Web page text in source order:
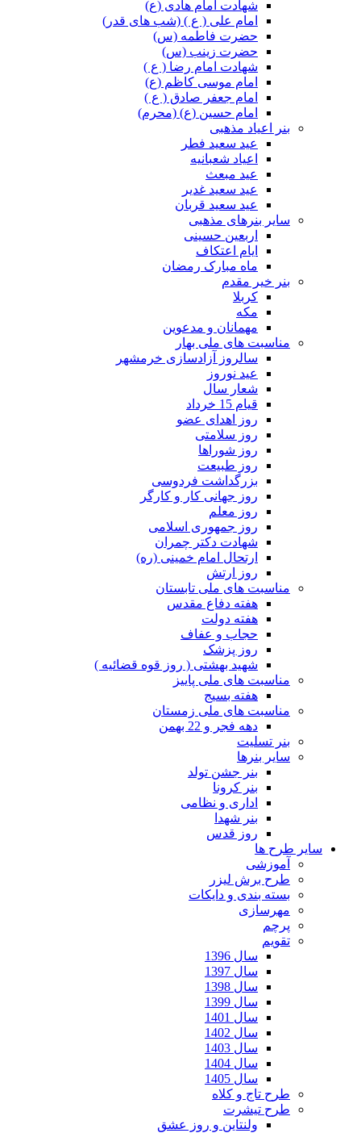
شهادت امام هادی (ع)
امام علی ( ع ) (شب های قدر)
حضرت فاطمه (س)
حضرت زینب (س)
شهادت امام رضا ( ع )
امام موسی کاظم (ع)
امام جعفر صادق ( ع )
امام حسین (ع) (محرم)
بنر اعیاد مذهبی
عید سعید فطر
اعیاد شعبانیه
عید مبعث
عید سعید غدیر
عید سعید قربان
سایر بنرهای مذهبی
اربعین حسینی
ایام اعتکاف
ماه مبارک رمضان
بنر خیر مقدم
کربلا
مکه
مهمانان و مدعوین
مناسبت های ملی بهار
سالروز آزادسازی خرمشهر
عید نوروز
شعار سال
قیام 15 خرداد
روز اهدای عضو
روز سلامتی
روز شوراها
روز طبیعت
بزرگداشت فردوسی
روز جهانی کار و کارگر
روز معلم
روز جمهوری اسلامی
شهادت دکتر چمران
ارتحال امام خمینی (ره)
روز ارتش
مناسبت های ملی تابستان
هفته دفاع مقدس
هفته دولت
حجاب و عفاف
روز پزشک
شهید بهشتی ( روز قوه قضائیه )
مناسبت های ملی پاییز
هفته بسیج
مناسبت های ملی زمستان
دهه فجر و 22 بهمن
بنر تسلیت
سایر بنرها
بنر جشن تولد
بنر کرونا
اداری و نظامی
بنر شهدا
روز قدس
سایر طرح ها
آموزشی
طرح برش لیزر
بسته بندی و دایکات
مهرسازی
پرچم
تقویم
سال 1396
سال 1397
سال 1398
سال 1399
سال 1401
سال 1402
سال 1403
سال 1404
سال 1405
طرح تاج و کلاه
طرح تیشرت
ولنتاین و روز عشق